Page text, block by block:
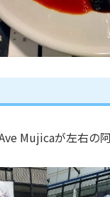
Mujicaが左右の阿